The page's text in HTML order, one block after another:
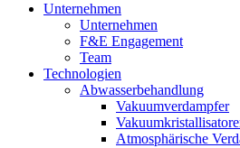
Unternehmen
Unternehmen
F&E Engagement
Team
Technologien
Abwasserbehandlung
Vakuumverdampfer
Atmosphärische